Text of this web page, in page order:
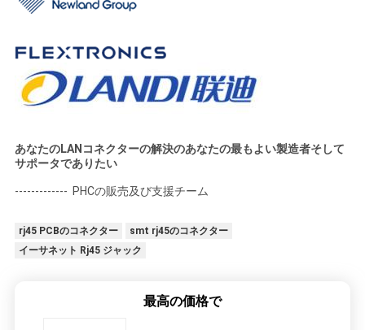
あなたのLANコネクターの解決のあなたの最もよい製造者そして
サポータでありたい
------------- PHCの販売及び支援チーム
rj45 PCBのコネクター
smt rj45のコネクター
イーサネット Rj45 ジャック
最高の価格で